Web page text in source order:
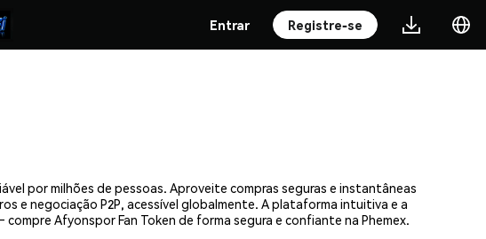
Entrar Registre-se
por milhões de pessoas. Aproveite compras seguras e instantâneas
e negociação P2P, acessível globalmente. A plataforma intuitiva e a
Afyonspor Fan Token de forma segura e confiante na Phemex.